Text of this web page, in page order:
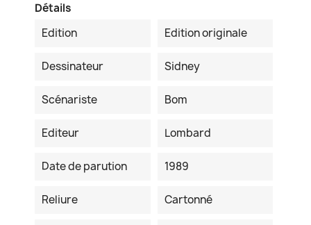
Détails
Edition
Edition originale
Dessinateur Sidney
Scénariste Bom
Editeur Lombard
Date de parution 1989
Reliure Cartonné